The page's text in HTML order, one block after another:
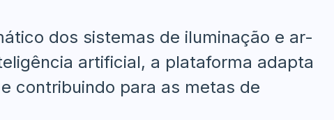
dos sistemas de iluminação e ar-
artificial, a plataforma adapta
contribuindo para as metas de